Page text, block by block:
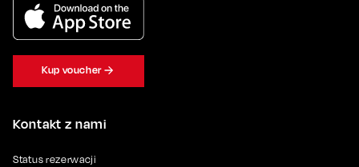
Kontakt z nami
Status rezerwacji
Kup voucher